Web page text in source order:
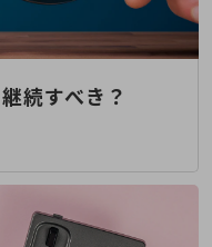
ご紹介します
ィンドウで開きます
続すべき？